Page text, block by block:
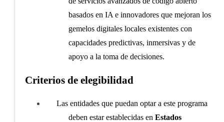
basados en IA e innovadores que mejoran los
gemelos digitales locales existentes con
capacidades predictivas, inmersivas y de
apoyo a la toma de decisiones.
Criterios de elegibilidad
Las entidades que puedan optar a este programa
deben estar establecidas enEstados